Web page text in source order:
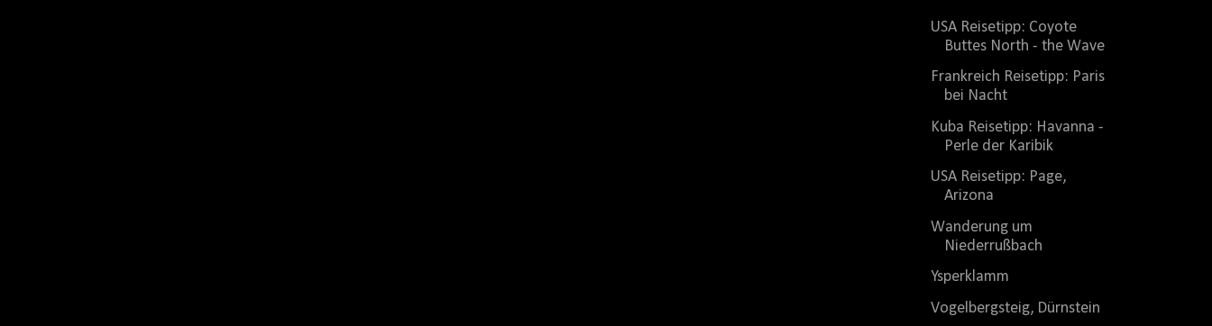
USA Reisetipp: Coyote
Buttes North - the Wave
Frankreich Reisetipp: Paris
bei Nacht
Kuba Reisetipp: Havanna -
Perle der Karibik
USA Reisetipp: Page,
Arizona
Wanderung um
Niederrußbach
Ysperklamm
Vogelbergsteig, Dürnstein